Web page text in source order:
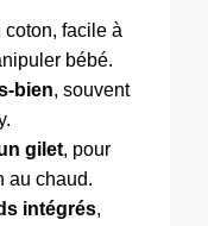
coton, facile à
bébé.
bien, souvent
gilet, pour
au chaud.
intégrés,